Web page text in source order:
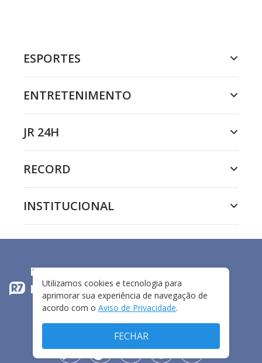
ESPORTES
ENTRETENIMENTO
JR 24H
RECORD
INSTITUCIONAL
ESPECIAL SELFIE SERVICE LIVE DO
ELIMINADO
Utilizamos cookies e tecnologia para
aprimorar sua experiência de navegação de
acordo com o Aviso de Privacidade.
FECHAR